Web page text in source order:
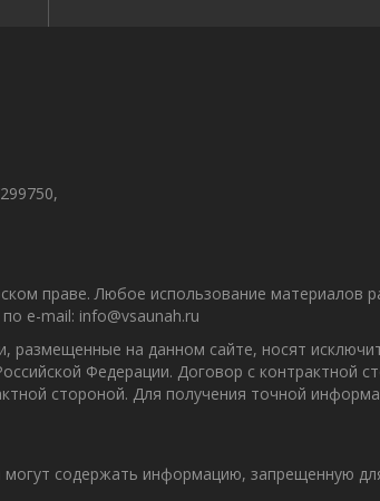
праве. Любое использование материалов
e-mail: info@vsaunah.ru
размещенные на данном сайте, носят
Федерации. Договор с
стороной. Для получения точной
содержать информацию, запрещенную